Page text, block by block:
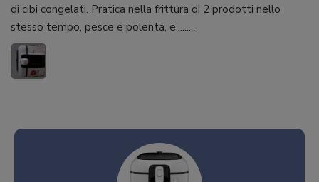
di cibi congelati. Pratica nella frittura di 2 prodotti nello
stesso tempo, pesce e polenta, e.........